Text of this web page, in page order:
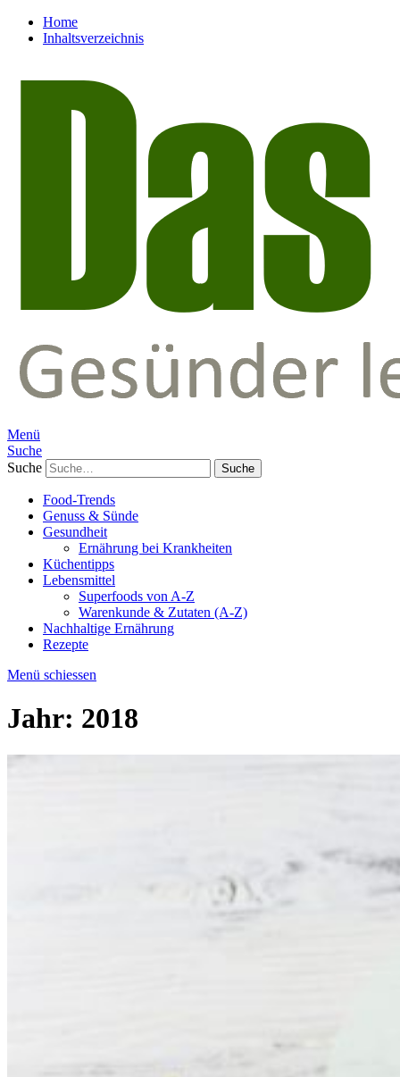
Home
Inhaltsverzeichnis
Menü
Suche
Suche
Food-Trends
Genuss & Sünde
Gesundheit
Ernährung bei Krankheiten
Küchentipps
Lebensmittel
Superfoods von A-Z
Warenkunde & Zutaten (A-Z)
Nachhaltige Ernährung
Rezepte
Menü schiessen
Jahr: 2018